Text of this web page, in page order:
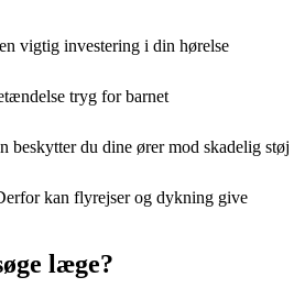
vigtig investering i din hørelse
tryg for barnet
beskytter du dine ører mod skadelig støj
kan flyrejser og dykning give
læge?